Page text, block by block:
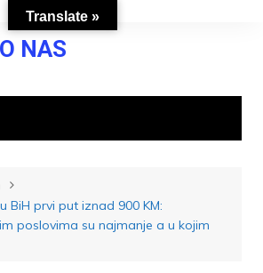
NAS
BiH prvi put iznad 900 KM:
poslovima su najmanje a u kojim
Translate »